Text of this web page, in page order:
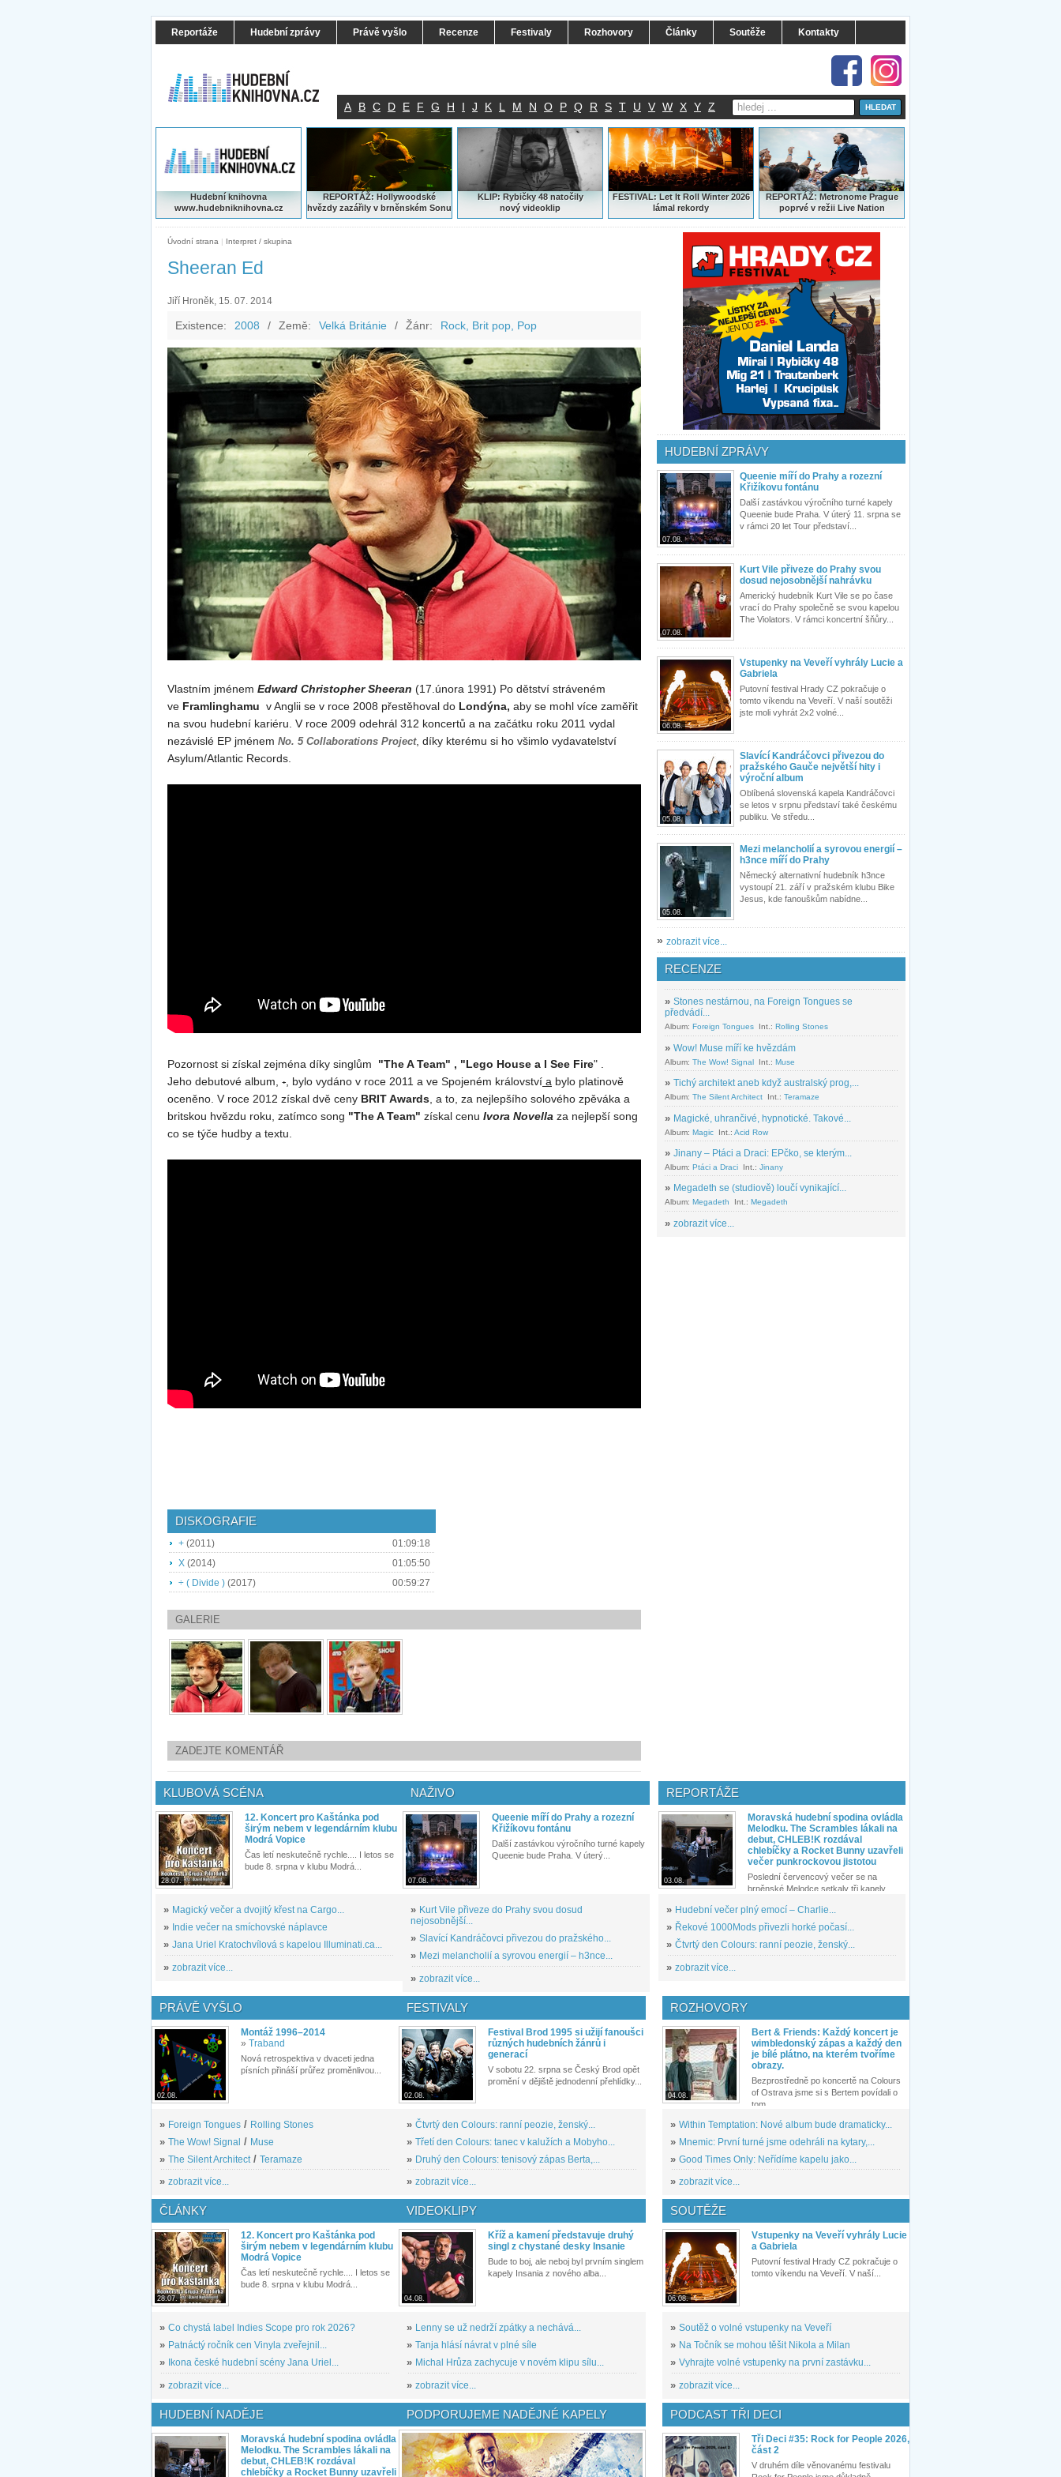
Reportáže Hudební zprávy Právě vyšlo Recenze Festivaly Rozhovory Články Soutěže Kontakty
A B C D E F G H I J K L M N O P Q R S T U V W X Y Z
Hudební knihovna
www.hudebniknihovna.cz
REPORTÁŽ: Hollywoodské
hvězdy zazářily v brněnském Sonu
KLIP: Rybičky 48 natočily
nový videoklip
FESTIVAL: Let It Roll Winter 2026
lámal rekordy
REPORTÁŽ:Metronome Prague
poprvé v režii Live Nation
Úvodní strana | Interpret / skupina
Sheeran Ed
Jiří Hroněk, 15. 07. 2014
Existence: 2008 / Země: Velká Británie / Žánr: Rock, Brit pop, Pop
Vlastním jménem Edward Christopher Sheeran (17.února 1991) Po dětství stráveném
ve Framlinghamu v Anglii se v roce 2008 přestěhoval do Londýna, aby se mohl více zaměřit
na svou hudební kariéru. V roce 2009 odehrál 312 koncertů a na začátku roku 2011 vydal
nezávislé EP jménem No. 5 Collaborations Project, díky kterému si ho všimlo vydavatelství
Asylum/Atlantic Records
Pozornost si získal zejména díky singlům "The A Team" , "Lego House a I See Fire" .
Jeho debutové album,
+ , bylo vydáno v roce 2011 a ve Spojeném království a bylo platinově
oceněno. V roce 2012 získal dvě ceny BRIT Awards , a to, za nejlepšího solového zpěváka a
britskou hvězdu roku, zatímco song "The A Team" získal cenu Ivora Novella za nejlepší song
co se týče hudby a textu.
DISKOGRAFIE
+ (2011)
01:09:18
X (2014)
01:05:50
÷ ( Divide ) (2017) 00:59:27
GALERIE
ZADEJTE KOMENTÁŘ
HUDEBNÍ ZPRÁVY
07.08.
Queenie míří do Prahy a rozezní
Křižíkovu fontánu
Další zastávkou výročního turné kapely
Queenie bude Praha. V úterý 11. srpna se
v rámci 20 let Tour představí...
07.08.
Kurt Vile přiveze do Prahy svou
dosud nejosobnější nahrávku
Americký hudebník Kurt Vile se po čase
vrací do Prahy společně se svou kapelou
The Violators. V rámci koncertní šňůry...
06.08.
Vstupenky na Veveří vyhrály Lucie a
Gabriela
Putovní festival Hrady CZ pokračuje o
tomto víkendu na Veveří. V naší soutěži
jste moli vyhrát 2x2 volné...
05.08.
Slavící Kandráčovci přivezou do
pražského Gauče největší hity i
výroční album
Oblíbená slovenská kapela Kandráčovci
se letos v srpnu představí také českému
publiku. Ve středu...
05.08.
Mezi melancholií a syrovou energií –
h3nce míří do Prahy
Německý alternativní hudebník h3nce
vystoupí 21. září v pražském klubu Bike
Jesus, kde fanouškům nabídne...
» zobrazit více...
RECENZE
» Stones nestárnou, na Foreign Tongues se
předvádí...
Album: Foreign Tongues Int.: Rolling Stones
» Wow! Muse míří ke hvězdám
Album: The Wow! Signal Int.: Muse
» Tichý architekt aneb když australský prog,...
Album: The Silent Architect Int.: Teramaze
» Magické, uhrančivé, hypnotické. Takové...
Album: Magic Int.: Acid Row
» Jinany – Ptáci a Draci: EPčko, se kterým...
Album: Ptáci a Draci Int.: Jinany
» Megadeth se (studiově) loučí vynikající...
Album: Megadeth Int.: Megadeth
» zobrazit více...
KLUBOVÁ SCÉNA
28.07.
12. Koncert pro Kaštánka pod
širým nebem v legendárním klubu
Modrá Vopice
Čas letí neskutečně rychle.... I letos se
bude 8. srpna v klubu Modrá...
» Magický večer a dvojitý křest na Cargo...
» Indie večer na smíchovské náplavce
» Jana Uriel Kratochvílová s kapelou Illuminati.ca...
» zobrazit více...
NAŽIVO
07.08.
Queenie míří do Prahy a rozezní
Křižíkovu fontánu
Další zastávkou výročního turné kapely
Queenie bude Praha. V úterý...
» Kurt Vile přiveze do Prahy svou dosud
nejosobnější...
» Slavící Kandráčovci přivezou do pražského...
» Mezi melancholií a syrovou energií – h3nce...
» zobrazit více...
REPORTÁŽE
03.08.
Moravská hudební spodina ovládla
Melodku. The Scrambles lákali na
debut, CHLEB!K rozdával
chlebíčky a Rocket Bunny uzavřeli
večer punkrockovou jistotou
Poslední červencový večer se na
brněnské Melodce setkaly tři kapely...
» Hudební večer plný emocí – Charlie...
» Řekové 1000Mods přivezli horké počasí...
» Čtvrtý den Colours: ranní peozie, ženský...
» zobrazit více...
PRÁVĚ VYŠLO
02.08.
Montáž 1996–2014
» Traband
Nová retrospektiva v dvaceti jedna
písních přináší průřez proměnlivou...
» Foreign Tongues / Rolling Stones
» The Wow! Signal / Muse
» The Silent Architect / Teramaze
» zobrazit více...
FESTIVALY
02.08.
Festival Brod 1995 si užijí fanoušci
různých hudebních žánrů i
generací
V sobotu 22. srpna se Český Brod opět
promění v dějiště jednodenní přehlídky...
» Čtvrtý den Colours: ranní peozie, ženský...
» Třetí den Colours: tanec v kalužích a Mobyho...
» Druhý den Colours: tenisový zápas Berta,...
» zobrazit více...
ROZHOVORY
04.08.
Bert & Friends: Každý koncert je
wimbledonský zápas a každý den
je bílé plátno, na kterém tvoříme
obrazy.
Bezprostředně po koncertě na Colours
of Ostrava jsme si s Bertem povídali o
tom,...
» Within Temptation: Nové album bude dramaticky...
» Mnemic: První turné jsme odehráli na kytary,...
» Good Times Only: Neřídíme kapelu jako...
» zobrazit více...
ČLÁNKY
28.07.
12. Koncert pro Kaštánka pod
širým nebem v legendárním klubu
Modrá Vopice
Čas letí neskutečně rychle.... I letos se
bude 8. srpna v klubu Modrá...
» Co chystá label Indies Scope pro rok 2026?
» Patnáctý ročník cen Vinyla zveřejnil...
»
Ikona české hudební scény Jana Uriel...
» zobrazit více...
VIDEOKLIPY
04.08.
Kříž a kamení představuje druhý
singl z chystané desky Insanie
Bude to boj, ale neboj byl prvním singlem
kapely Insania z nového alba...
» Lenny se už nedrží zpátky a nechává...
» Tanja hlásí návrat v plné síle
» Michal Hrůza zachycuje v novém klipu sílu...
» zobrazit více...
SOUTĚŽE
06.08.
Vstupenky na Veveří vyhrály Lucie
a Gabriela
Putovní festival Hrady CZ pokračuje o
tomto víkendu na Veveří. V naší...
» Soutěž o volné vstupenky na Veveří
» Na Točník se mohou těšit Nikola a Milan
» Vyhrajte volné vstupenky na první zastávku...
» zobrazit více...
HUDEBNÍ NADĚJE
Moravská hudební spodina ovládla
Melodku. The Scrambles lákali na
debut, CHLEB!K rozdával
chlebíčky a Rocket Bunny uzavřeli
PODPORUJEME NADĚJNÉ KAPELY PODCAST TŘI DECI
Tři Deci #35: Rock for People 2026,
část 2
V druhém díle věnovanému festivalu